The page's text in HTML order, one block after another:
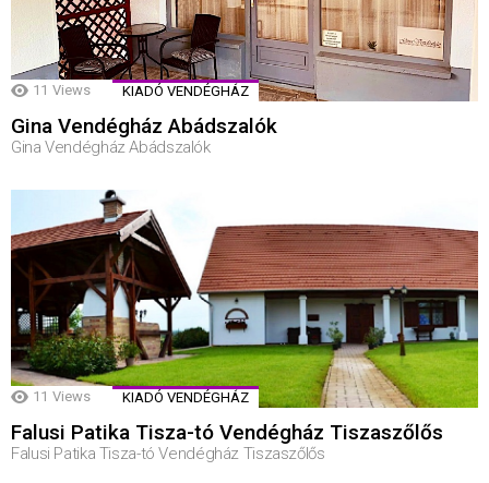
11 Views KIADÓ VENDÉGHÁZ
Gina Vendégház Abádszalók
Gina Vendégház Abádszalók
11 Views KIADÓ VENDÉGHÁZ
Falusi Patika Tisza-tó Vendégház Tiszaszőlős
Falusi Patika Tisza-tó Vendégház Tiszaszőlős